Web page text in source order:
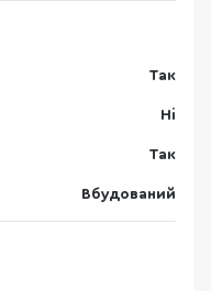
Так
Ні
Так
Вбудований